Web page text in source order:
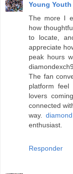
Young Youth
The more I
how
to locate,
appreciate
peak hours
The fan
platform
lovers
connected
way.
enthusiast.
Responder